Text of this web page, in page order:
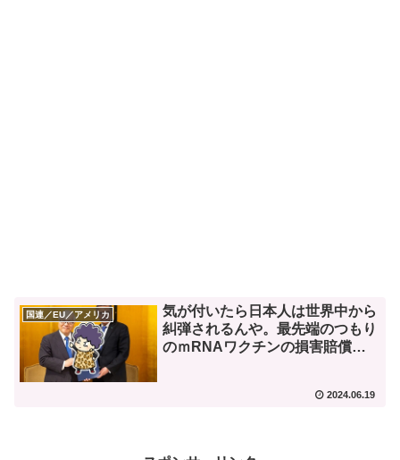
国連／EU／アメリカ
気が付いたら日本人は世界中から
糾弾されるんや。最先端のつもり
のｍRNAワクチンの損害賠償
2024.06.19